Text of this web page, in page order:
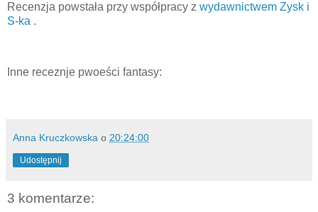
Recenzja powstała przy współpracy z wydawnictwem Zysk i
S-ka .
Inne receznje pwoeści fantasy:
Anna Kruczkowska o 20:24:00
Udostępnij
3 komentarze: